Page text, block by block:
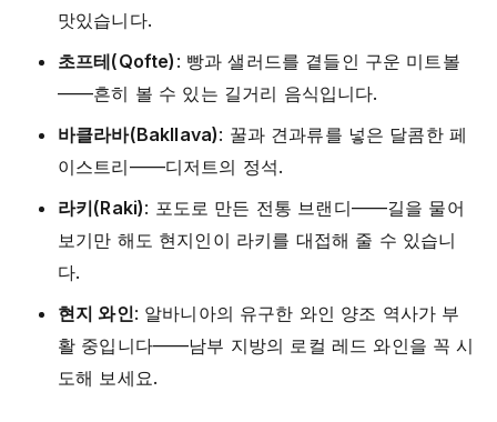
맛있습니다.
초프테(Qofte) : 빵과 샐러드를 곁들인 구운 미트볼
——흔히 볼 수 있는 길거리 음식입니다.
바클라바(Bakllava): 꿀과 견과류를 넣은 달콤한 페
이스트리——디저트의 정석.
라키(Raki): 포도로 만든 전통 브랜디——길을 물어
보기만 해도 현지인이 라키를 대접해 줄 수 있습니
다.
현지 와인: 알바니아의 유구한 와인 양조 역사가 부
활 중입니다——남부 지방의 로컬 레드 와인을 꼭 시
도해 보세요.